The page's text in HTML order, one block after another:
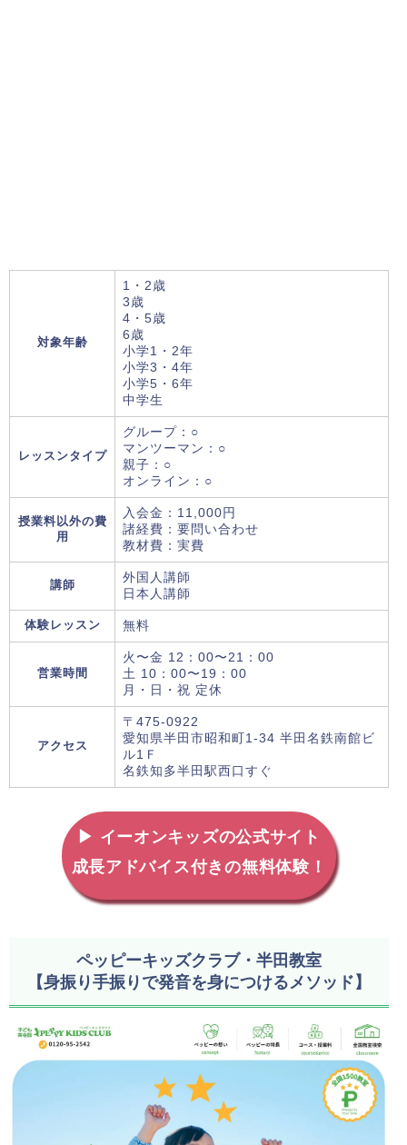
対象年齢
1・2歳
3歳
4・5歳
6歳
小学1・2年
小学3・4年
小学5・6年
中学生
レッスンタイプ
グループ：○
マンツーマン：○
親子：○
オンライン：○
授業料以外の費
用
入会金：11,000円
諸経費：要問い合わせ
教材費：実費
講師
外国人講師
日本人講師
体験レッスン 無料
営業時間
火〜金 12：00〜21：00
土 10：00〜19：00
月・日・祝 定休
アクセス
〒475-0922
愛知県半田市昭和町1-34 半田名鉄南館ビ
ル1Ｆ
名鉄知多半田駅西口すぐ
▶ イーオンキッズの公式サイト
成長アドバイス付きの無料体験！
ペッピーキッズクラブ・半田教室
【身振り手振りで発音を身につけるメソッド】